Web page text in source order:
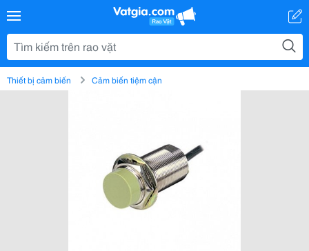
Thiết bị cảm biến Cảm biến tiệm cận